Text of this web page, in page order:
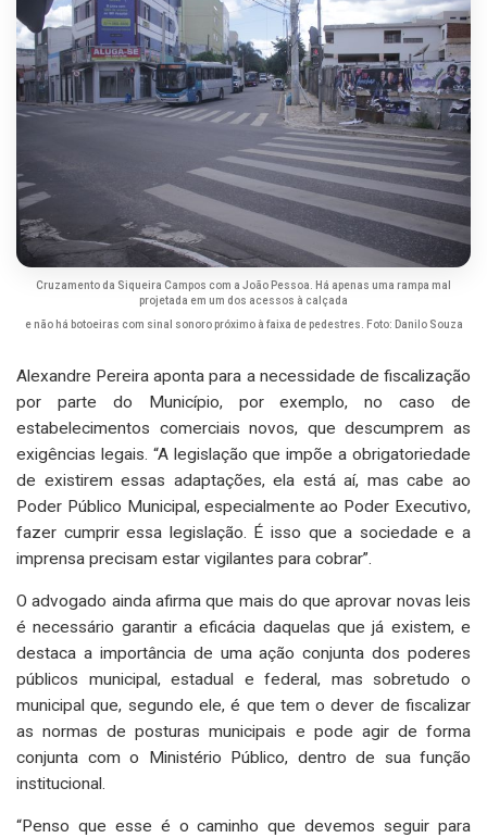
Cruzamento da Siqueira Campos com a João Pessoa. Há apenas uma rampa mal
projetada em um dos acessos à calçada
e não há botoeiras com sinal sonoro próximo à faixa de pedestres. Foto: Danilo Souza
Alexandre Pereira aponta para a necessidade de fiscalização
por parte do Município, por exemplo, no caso de
estabelecimentos comerciais novos, que descumprem as
exigências legais. “A legislação que impõe a obrigatoriedade
de existirem essas adaptações, ela está aí, mas cabe ao
Poder Público Municipal, especialmente ao Poder Executivo,
fazer cumprir essa legislação. É isso que a sociedade e a
imprensa precisam estar vigilantes para cobrar”.
O advogado ainda afirma que mais do que aprovar novas leis
é necessário garantir a eficácia daquelas que já existem, e
destaca a importância de uma ação conjunta dos poderes
públicos municipal, estadual e federal, mas sobretudo o
municipal que, segundo ele, é que tem o dever de fiscalizar
as normas de posturas municipais e pode agir de forma
conjunta com o Ministério Público, dentro de sua função
institucional.
“Penso que esse é o caminho que devemos seguir para